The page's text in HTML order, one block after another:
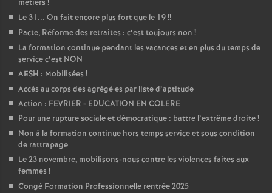
métiers !
Le 31... On fait encore plus fort que le 19!!
Pacte, Réforme des retraites : c’est toujours non !
La formation continue pendant les vacances et en plus du temps de
service c’est NON
AESH : Mobilisées !
Accès au corps des agrégé·es par liste d’aptitude
Action : FEVRIER - EDUCATION EN COLERE
Pour une rupture sociale et démocratique : battre l’extrême droite!
Non à la formation continue hors temps service et sous condition
de rattrapage
Le 23 novembre, mobilisons-nous contre les violences faites aux
femmes !
Congé Formation Professionnelle rentrée 2025